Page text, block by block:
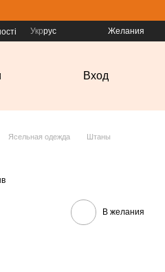
Укррус Желания
Вход
Ясельная одежда Штаны
В желания